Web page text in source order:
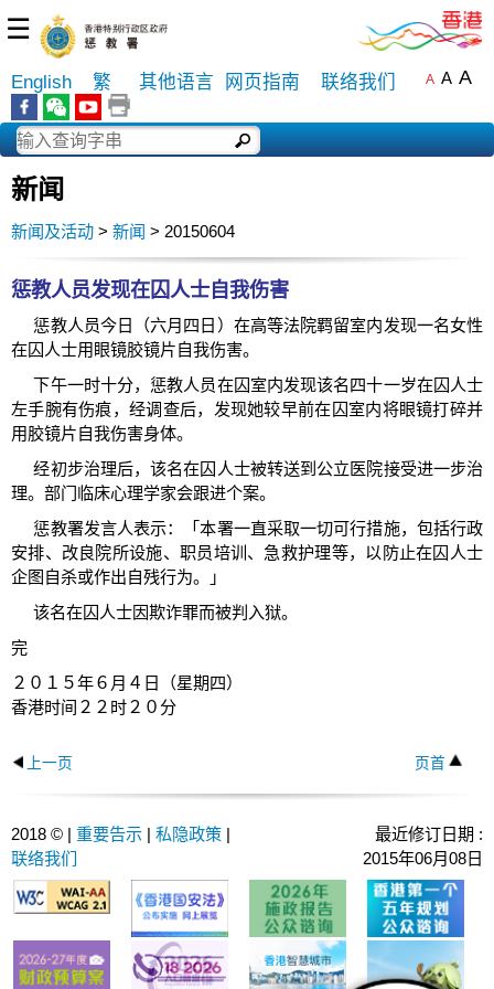
☰
English 繁 其他语言 网页指南 联络我们 A A A
新闻
新闻及活动 > 新闻 > 20150604
惩教人员发现在囚人士自我伤害
惩教人员今日（六月四日）在高等法院羁留室内发现一名女性
在囚人士用眼镜胶镜片自我伤害。
下午一时十分，惩教人员在囚室内发现该名四十一岁在囚人士
左手腕有伤痕，经调查后，发现她较早前在囚室内将眼镜打碎并
用胶镜片自我伤害身体。
经初步治理后，该名在囚人士被转送到公立医院接受进一步治
理。部门临床心理学家会跟进个案。
惩教署发言人表示：「本署一直采取一切可行措施，包括行政
安排、改良院所设施、职员培训、急救护理等，以防止在囚人士
企图自杀或作出自残行为。」
该名在囚人士因欺诈罪而被判入狱。
完
２０１５年６月４日（星期四）
香港时间２２时２０分
上一页 页首
2018 © | 重要告示 | 私隐政策 |
联络我们
最近修订日期 :
2015年06月08日